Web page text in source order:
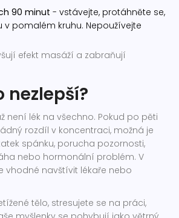
90 minut - vstávejte, protáhněte se,
pomalém kruhu. Nepoužívejte
efekt masáží a zabraňují
nezlepší?
není lék na všechno. Pokud po pěti
rozdíl v koncentraci, možná je
spánku, porucha pozornosti,
nebo hormonální problém. V
vhodné navštívit lékaře nebo
tělo, stresujete se na práci,